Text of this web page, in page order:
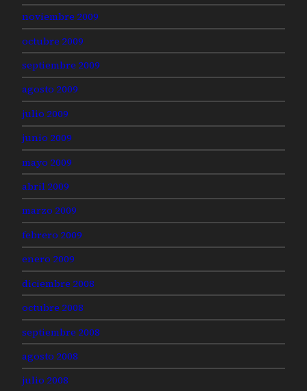
noviembre 2009
octubre 2009
septiembre 2009
agosto 2009
julio 2009
junio 2009
mayo 2009
abril 2009
marzo 2009
febrero 2009
enero 2009
diciembre 2008
octubre 2008
septiembre 2008
agosto 2008
julio 2008